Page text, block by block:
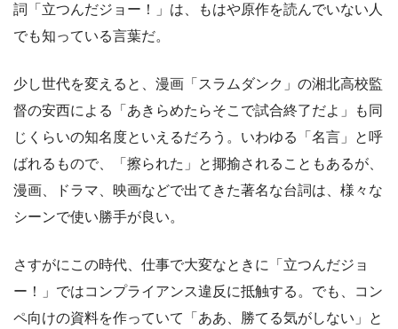
詞「立つんだジョー！」は、もはや原作を読んでいない人
でも知っている言葉だ。
少し世代を変えると、漫画「スラムダンク」の湘北高校監
督の安西による「あきらめたらそこで試合終了だよ」も同
じくらいの知名度といえるだろう。いわゆる「名言」と呼
ばれるもので、「擦られた」と揶揄されることもあるが、
漫画、ドラマ、映画などで出てきた著名な台詞は、様々な
シーンで使い勝手が良い。
さすがにこの時代、仕事で大変なときに「立つんだジョ
ー！」ではコンプライアンス違反に抵触する。でも、コン
ペ向けの資料を作っていて「ああ、勝てる気がしない」と